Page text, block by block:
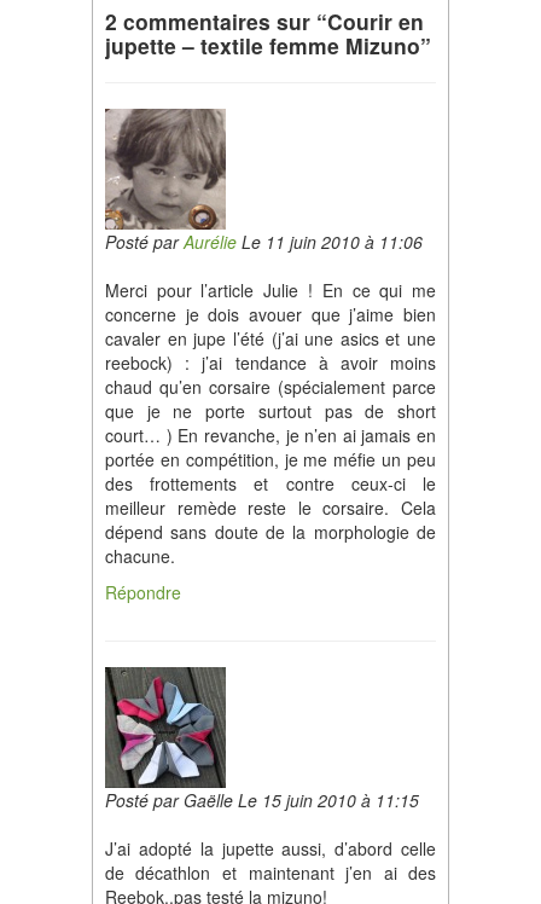
2 commentaires sur “Courir en
jupette – textile femme Mizuno”
Posté parAurélieLe 11 juin 2010 à 11:06
Merci pour l’article Julie ! En ce qui me
concerne je dois avouer que j’aime bien
cavaler en jupe l’été (j’ai une asics et une
reebock) : j’ai tendance à avoir moins
chaud qu’en corsaire (spécialement parce
que je ne porte surtout pas de short
court… ) En revanche, je n’en ai jamais en
portée en compétition, je me méfie un peu
des frottements et contre ceux-ci le
meilleur remède reste le corsaire. Cela
dépend sans doute de la morphologie de
chacune.
Répondre
Posté par Gaëlle Le 15 juin 2010 à 11:15
J’ai adopté la jupette aussi, d’abord celle
de décathlon et maintenant j’en ai des
Reebok..pas testé la mizuno!